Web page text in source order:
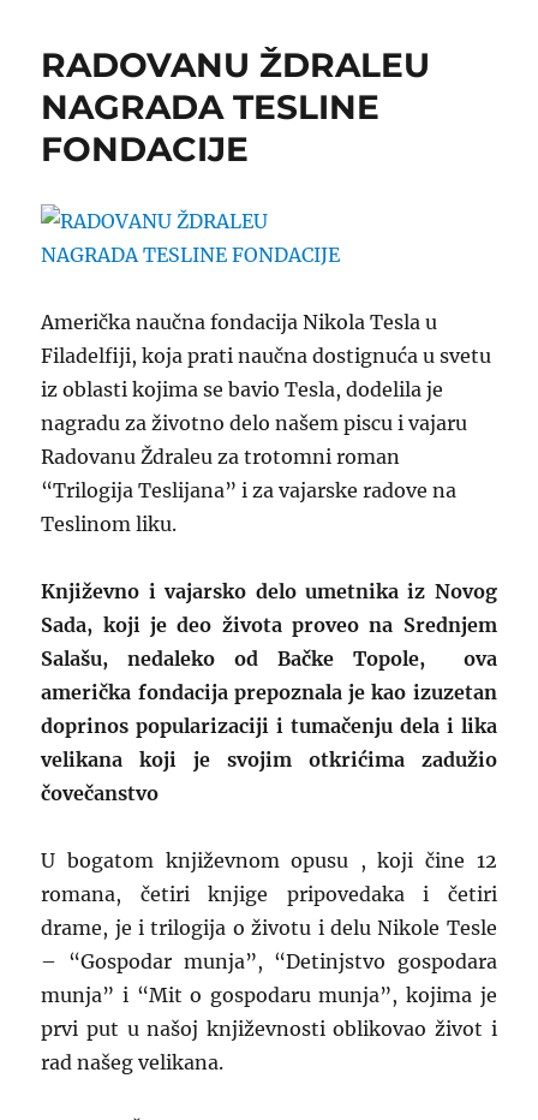
KREATIVNE
RADOVANU ŽDRALEU
NAGRADA TESLINE
FONDACIJE
Američka naučna fondacija Nikola Tesla u
Filadelfiji, koja prati naučna dostignuća u svetu
iz oblasti kojima se bavio Tesla, dodelila je
nagradu za životno delo našem piscu i vajaru
Radovanu Ždraleu za trotomni roman
“Trilogija Teslijana” i za vajarske radove na
Teslinom liku.
Književno i vajarsko delo umetnika iz Novog
Sada, koji je deo života proveo na Srednjem
Salašu, nedaleko od Bačke Topole, ova
američka fondacija prepoznala je kao izuzetan
doprinos popularizaciji i tumačenju dela i lika
velikana koji je svojim otkrićima zadužio
čovečanstvo
U bogatom književnom opusu , koji čine 12
romana, četiri knjige pripovedaka i četiri
drame, je i trilogija o životu i delu Nikole Tesle
– “Gospodar munja”, “Detinjstvo gospodara
munja” i “Mit o gospodaru munja”, kojima je
prvi put u našoj književnosti oblikovao život i
rad našeg velikana.